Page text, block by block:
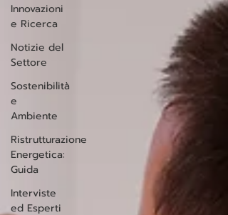
Innovazioni
e Ricerca
Notizie del
Settore
Sostenibilità
e
Ambiente
Ristrutturazione
Energetica:
Guida
Interviste
ed Esperti